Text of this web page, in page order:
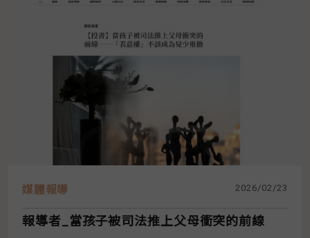
媒體報導 2026/02/23
報導者_當孩子被司法推上父母衝突的前線